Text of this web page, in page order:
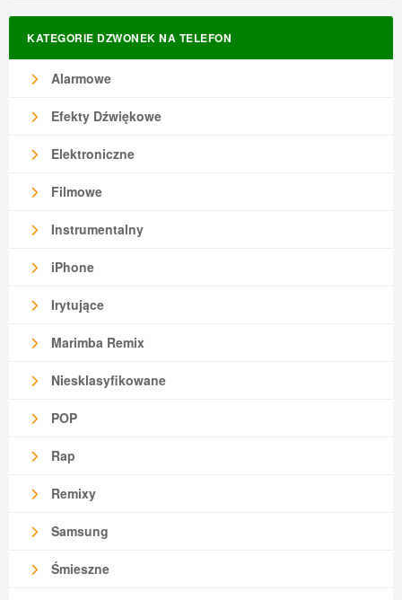
KATEGORIE DZWONEK NA TELEFON
Alarmowe
Efekty Dźwiękowe
Elektroniczne
Filmowe
Instrumentalny
iPhone
Irytujące
Marimba Remix
Niesklasyfikowane
POP
Rap
Remixy
Samsung
Śmieszne